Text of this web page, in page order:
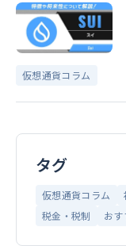
仮想通貨コラム
タグ
仮想通貨コラム
税金・税制
おす